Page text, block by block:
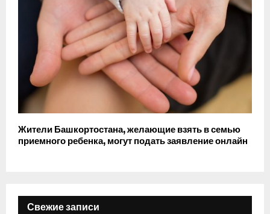
Жители Башкортостана, желающие взять в семью
приемного ребенка, могут подать заявление онлайн
Свежие записи